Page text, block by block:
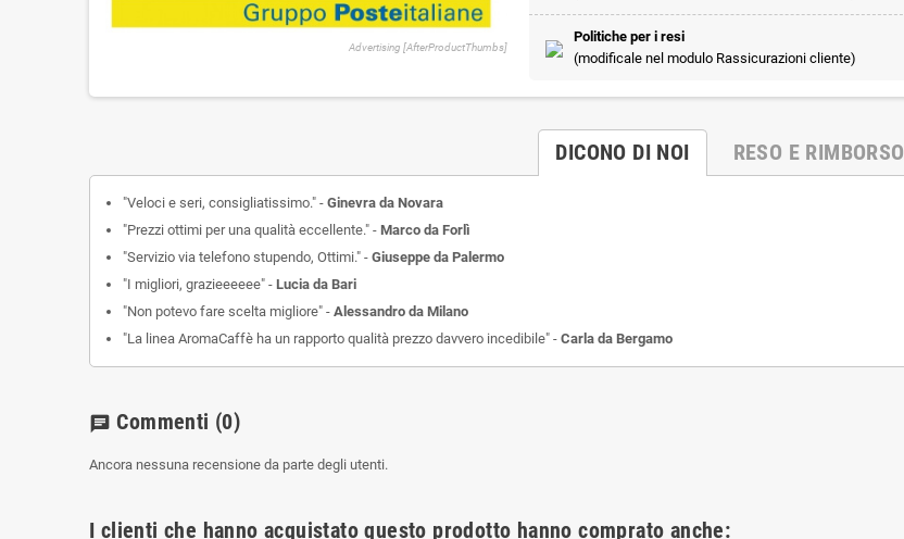
Advertising [AfterProductThumbs]
Politiche per i resi
(modificale nel modulo Rassicurazioni cliente)
DICONO DI NOI RESO E RIMBORSO
"Veloci e seri, consigliatissimo." - Ginevra da Novara
"Prezzi ottimi per una qualità eccellente." - Marco da Forlì
"Servizio via telefono stupendo, Ottimi." - Giuseppe da Palermo
"I migliori, grazieeeeee" - Lucia da Bari
"Non potevo fare scelta migliore" - Alessandro da Milano
"La linea AromaCaffè ha un rapporto qualità prezzo davvero incedibile" - Carla da Bergamo
chat Commenti (0)
Ancora nessuna recensione da parte degli utenti.
I clienti che hanno acquistato questo prodotto hanno comprato anche: